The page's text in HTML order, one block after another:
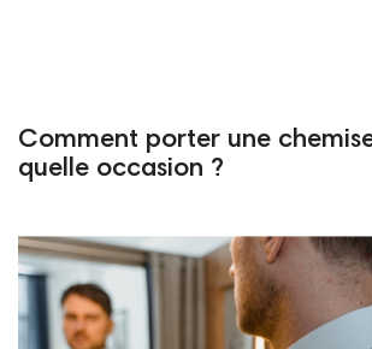
Comment porter une
quelle occasion ?